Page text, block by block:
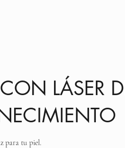
LÁSER
para tu piel.